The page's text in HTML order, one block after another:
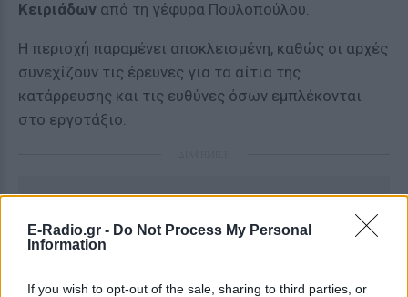
E-Radio.gr - Do Not Process My Personal
Information
If you wish to opt-out of the sale, sharing to third parties, or
Κειριάδων από τη γέφυρα Πουλοπούλου.
Η περιοχή παραμένει αποκλεισμένη, καθώς οι αρχές
συνεχίζουν τις έρευνες για τα αίτια της
κατάρρευσης και τις ευθύνες όσων εμπλέκονται
στο εργοτάξιο.